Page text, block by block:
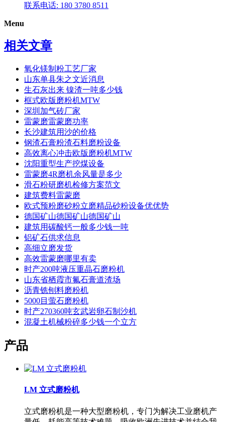
联系电话: 180 3780 8511
Menu
相关文章
氧化镁制粉工艺厂家
山东单县朱之文近消息
生石灰出来 镍渣一吨多少钱
框式欧版磨粉机MTW
深圳加气砖厂家
雷蒙磨雷蒙磨功率
长沙建筑用沙的价格
钢渣石膏粉渣石料磨粉设备
高效离心冲击欧版磨粉机MTW
沈阳重型生产挖煤设备
雷蒙磨4R磨机余风量是多少
滑石粉研磨机检修方案范文
建筑费料雷蒙磨
欧式预粉磨砂粉立磨精品砂粉设备优优势
德国矿山德国矿山德国矿山
建筑用碳酸钙一般多少钱一吨
铝矿石供求信息
高细立磨发货
高效雷蒙磨哪里有卖
时产200吨液压重晶石磨粉机
山东省栖霞市氟石膏道渣场
沥青铣刨料磨粉机
5000目萤石磨粉机
时产270360吨玄武岩卵石制沙机
混凝土机械粉碎多少钱一个立方
产品
LM 立式磨粉机
立式磨粉机是一种大型磨粉机，专门为解决工业磨机产